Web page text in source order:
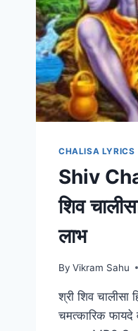
CHALISA LYRICS
Shiv
शिव
लाभ
By Vikram Sahu
श्री शिव
चमत्कारिक फायदे